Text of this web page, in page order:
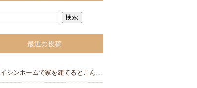
最近の投稿
イシンホームで家を建てるとこんなにお得